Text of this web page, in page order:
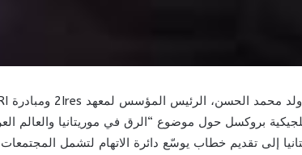
بروكسل حول موضوع “الرق في موريتانيا والعالم
إلى تقديم خطاب يوسّع دائرة الاتهام لتشمل المجتمعات